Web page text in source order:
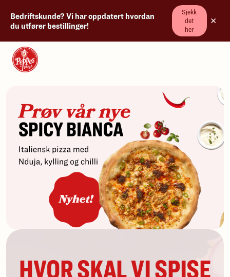
Bedriftskunde? Vi har oppdatert hvordan
du utfører bestillinger!
Sjekk
det
her
×
HVOR SKAL VI SPISE